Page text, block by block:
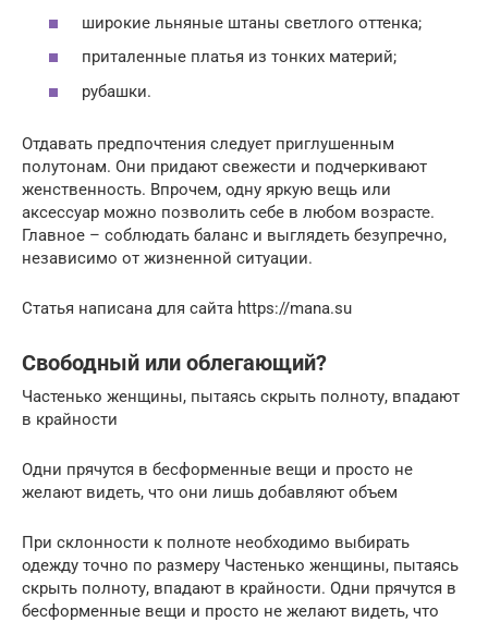
широкие льняные штаны светлого оттенка;
приталенные платья из тонких материй;
рубашки.
Отдавать предпочтения следует приглушенным
полутонам. Они придают свежести и подчеркивают
женственность. Впрочем, одну яркую вещь или
аксессуар можно позволить себе в любом возрасте.
Главное – соблюдать баланс и выглядеть безупречно,
независимо от жизненной ситуации.
Статья написана для сайта https://mana.su
Свободный или облегающий?
Частенько женщины, пытаясь скрыть полноту, впадают
в крайности
Одни прячутся в бесформенные вещи и просто не
желают видеть, что они лишь добавляют объем
При склонности к полноте необходимо выбирать
одежду точно по размеру Частенько женщины, пытаясь
скрыть полноту, впадают в крайности. Одни прячутся в
бесформенные вещи и просто не желают видеть, что